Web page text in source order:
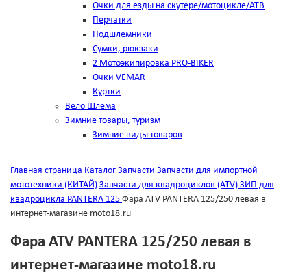
Очки для езды на скутере/мотоцикле/АТВ
Перчатки
Подшлемники
Сумки, рюкзаки
2 Мотоэкипировка PRO-BIKER
Очки VEMAR
Куртки
Вело Шлема
Зимние товары, туризм
Зимние виды товаров
Главная страница Каталог Запчасти Запчасти для импортной
мототехники (КИТАЙ) Запчасти для квадроциклов (ATV) ЗИП для
квадроцикла PANTERA 125 Фара ATV PANTERA 125/250 левая в
интернет-магазине moto18.ru
Фара ATV PANTERA 125/250 левая в
интернет-магазине moto18.ru